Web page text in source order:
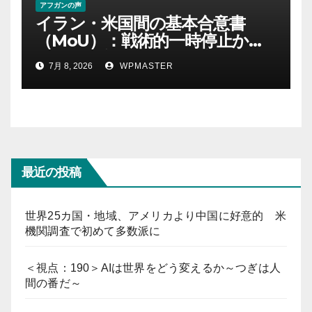
アフガンの声
イラン・米国間の基本合意書
（MoU）：戦術的一時停止か、
それとも新たな地域秩序の始ま
りか？ Part-2
7月 8, 2026 WPMASTER
最近の投稿
世界25カ国・地域、アメリカより中国に好意的 米
機関調査で初めて多数派に
＜視点：190＞AIは世界をどう変えるか～つぎは人
間の番だ～